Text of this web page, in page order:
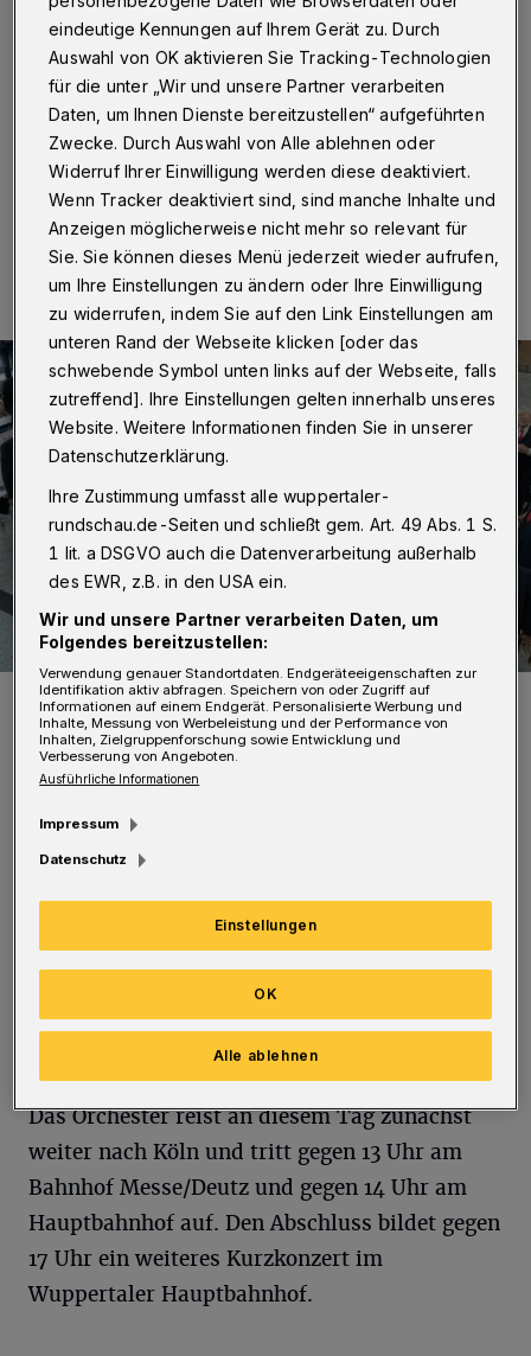
Wuppertal·Das Bundesbahn-Orchester Wuppertal ist
auf NRW-Tour und gastiert am Sonntag (4. Dezember
2022) um etwa 11:25 Uhr im Hauptbahnhof am
Döppersberg.
03.12.2022 , 10:15 Uhr Eine Minute Lesezeit
Das Wuppertaler Bundesbahn-Orchester.
Foto: Hans-Peter Wemke
Präsentiert werden eine halbe Stunde lang
bekannte Weihnachtslieder zum Mitsingen
sowie moderne Arrangements im Bigband-
Musikerinnen und Musiker in Sälen oder
sonstigen Konzerteinrichtungen.
Das Orchester reist an diesem Tag zunächst
weiter nach Köln und tritt gegen 13 Uhr am
Bahnhof Messe/Deutz und gegen 14 Uhr am
Hauptbahnhof auf. Den Abschluss bildet gegen
17 Uhr ein weiteres Kurzkonzert im
Wuppertaler Hauptbahnhof.
eindeutige Kennungen auf Ihrem Gerät zu. Durch
Auswahl von OK aktivieren Sie Tracking-Technologien
für die unter „Wir und unsere Partner verarbeiten
Daten, um Ihnen Dienste bereitzustellen“ aufgeführten
Zwecke. Durch Auswahl von Alle ablehnen oder
Widerruf Ihrer Einwilligung werden diese deaktiviert.
Wenn Tracker deaktiviert sind, sind manche Inhalte und
Anzeigen möglicherweise nicht mehr so relevant für
Sie. Sie können dieses Menü jederzeit wieder aufrufen,
um Ihre Einstellungen zu ändern oder Ihre Einwilligung
zu widerrufen, indem Sie auf den Link Einstellungen am
unteren Rand der Webseite klicken [oder das
schwebende Symbol unten links auf der Webseite, falls
zutreffend]. Ihre Einstellungen gelten innerhalb unseres
Website. Weitere Informationen finden Sie in unserer
Datenschutzerklärung.
Ihre Zustimmung umfasst alle wuppertaler-
rundschau.de-Seiten und schließt gem. Art. 49 Abs. 1 S.
1 lit. a DSGVO auch die Datenverarbeitung außerhalb
des EWR, z.B. in den USA ein.
Wir und unsere Partner verarbeiten Daten, um
Folgendes bereitzustellen:
Verwendung genauer Standortdaten. Endgeräteeigenschaften zur
Identifikation aktiv abfragen. Speichern von oder Zugriff auf
Informationen auf einem Endgerät. Personalisierte Werbung und
Inhalte, Messung von Werbeleistung und der Performance von
Inhalten, Zielgruppenforschung sowie Entwicklung und
Verbesserung von Angeboten.
Ausführliche Informationen
Impressum
Datenschutz
Einstellungen
Alle ablehnen
OK